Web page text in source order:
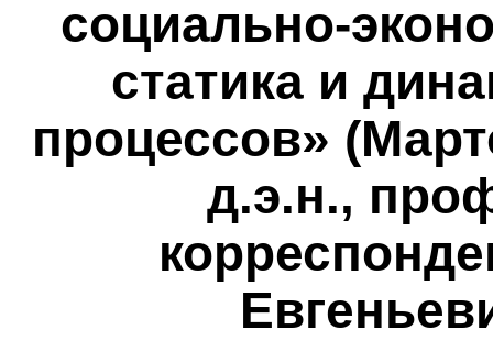
социально-
статика и
процессов»
д.э.н.,